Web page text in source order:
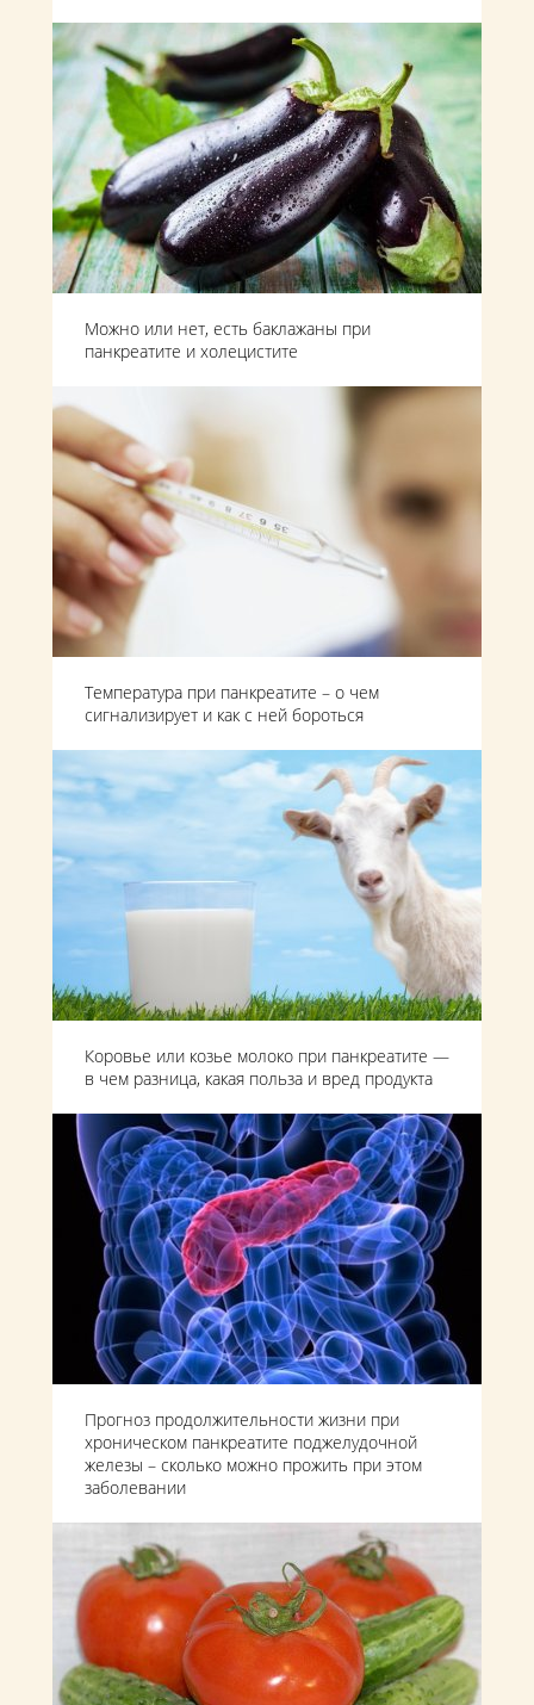
Можно или нет, есть баклажаны при
панкреатите и холецистите
Температура при панкреатите – о чем
сигнализирует и как с ней бороться
Коровье или козье молоко при панкреатите —
в чем разница, какая польза и вред продукта
Прогноз продолжительности жизни при
хроническом панкреатите поджелудочной
железы – сколько можно прожить при этом
заболевании